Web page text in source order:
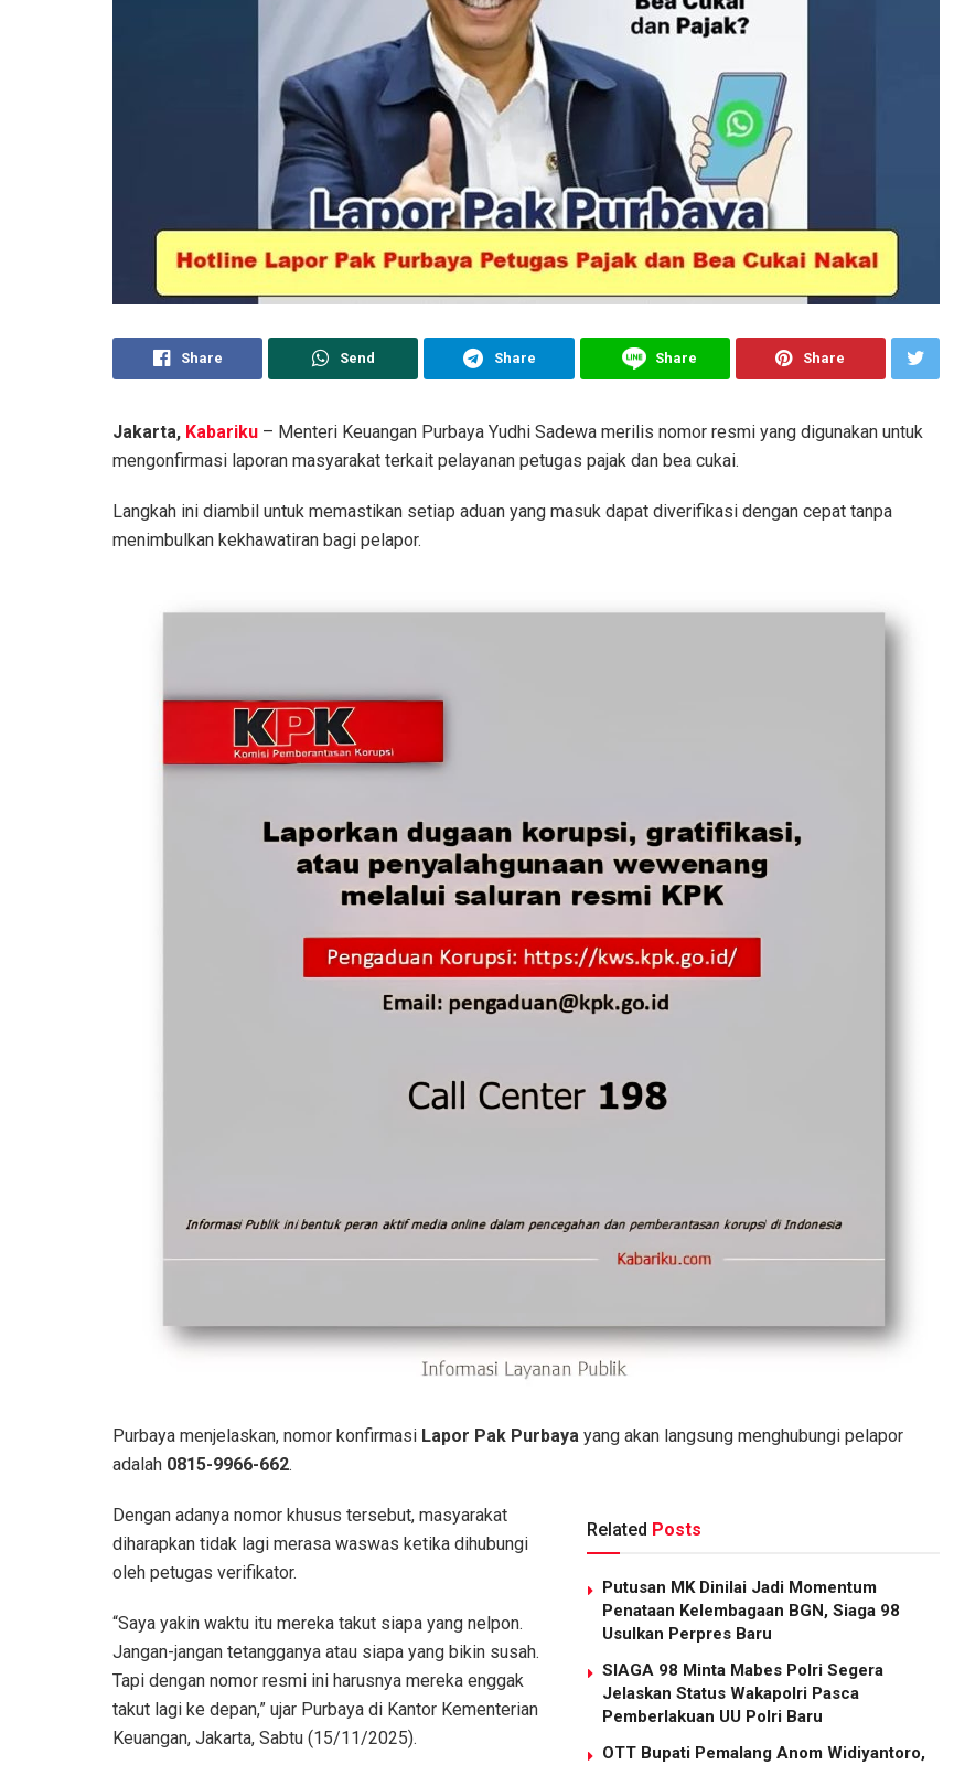
Share Send Share Share Share
Jakarta, Kabariku – Menteri Keuangan Purbaya Yudhi Sadewa merilis nomor resmi yang digunakan untuk
mengonfirmasi laporan masyarakat terkait pelayanan petugas pajak dan bea cukai.
Langkah ini diambil untuk memastikan setiap aduan yang masuk dapat diverifikasi dengan cepat tanpa
menimbulkan kekhawatiran bagi pelapor.
Purbaya menjelaskan, nomor konfirmasi Lapor Pak Purbaya yang akan langsung menghubungi pelapor
adalah 0815-9966-662.
Related Posts
Putusan MK Dinilai Jadi Momentum
Penataan Kelembagaan BGN, Siaga 98
Usulkan Perpres Baru
SIAGA 98 Minta Mabes Polri Segera
Jelaskan Status Wakapolri Pasca
Pemberlakuan UU Polri Baru
OTT Bupati Pemalang Anom Widiyantoro,
Dengan adanya nomor khusus tersebut, masyarakat
diharapkan tidak lagi merasa waswas ketika dihubungi
oleh petugas verifikator.
“Saya yakin waktu itu mereka takut siapa yang nelpon.
Jangan-jangan tetangganya atau siapa yang bikin susah.
Tapi dengan nomor resmi ini harusnya mereka enggak
takut lagi ke depan,” ujar Purbaya di Kantor Kementerian
Keuangan, Jakarta, Sabtu (15/11/2025).